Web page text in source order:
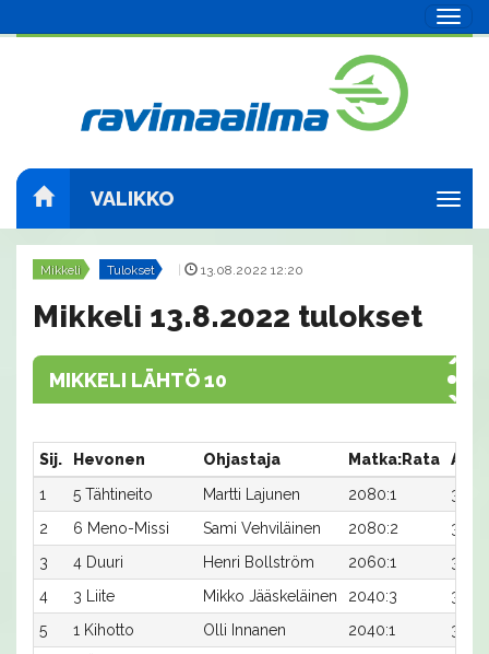
VALIKKO
Mikkeli Tulokset 13.08.2022 12:20
Mikkeli 13.8.2022 tulokset
MIKKELI LÄHTÖ 10
Sij. Hevonen Ohjastaja Matka:Rata
Aika
1
5 Tähtineito Martti Lajunen 2080:1
30,1
2
6 Meno-Missi Sami Vehviläinen 2080:2
30,1
3
4 Duuri Henri Bollström 2060:1
32,4
4
3 Liite Mikko Jääskeläinen 2040:3
33,7
5
1 Kihotto Olli Innanen 2040:1
33,8